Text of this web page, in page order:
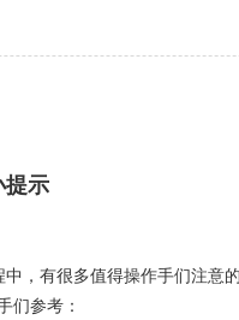
提示
中，有很多值得操作手们注意
们参考：